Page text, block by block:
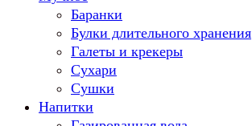
Баранки
Булки длительного хранения
Галеты и крекеры
Сухари
Сушки
Напитки